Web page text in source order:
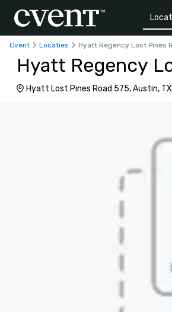
Cvent Locaties Hyatt Regency Lost Pines
Hyatt Regency
Hyatt Lost Pines Road 575, Austin,